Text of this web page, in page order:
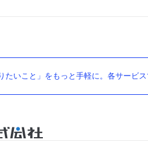
たいこと」をもっと手軽に。各サービ